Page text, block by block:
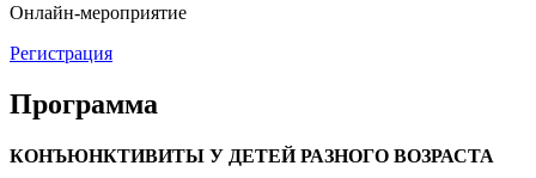
Онлайн-мероприятие
Регистрация
Программа
КОНЪЮНКТИВИТЫ У ДЕТЕЙ РАЗНОГО ВОЗРАСТА